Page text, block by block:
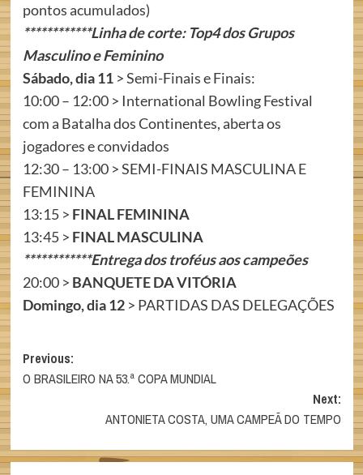
pontos acumulados)
************Linha de corte: Top4 dos Grupos
Masculino e Feminino
Sábado, dia 11> Semi-Finais e Finais:
10:00 – 12:00 > International Bowling Festival
com a Batalha dos Continentes, aberta os
jogadores e convidados
12:30 – 13:00 > SEMI-FINAIS MASCULINA E
FEMININA
13:15 > FINAL FEMININA
13:45 > FINAL MASCULINA
************Entrega dos troféus aos campeões
20:00 > BANQUETE DA VITÓRIA
Domingo, dia 12> PARTIDAS DAS DELEGAÇÕES
Post
navigation
Previous:
O BRASILEIRO NA 53.ª COPA MUNDIAL
Next:
ANTONIETA COSTA, UMA CAMPEÃ DO TEMPO